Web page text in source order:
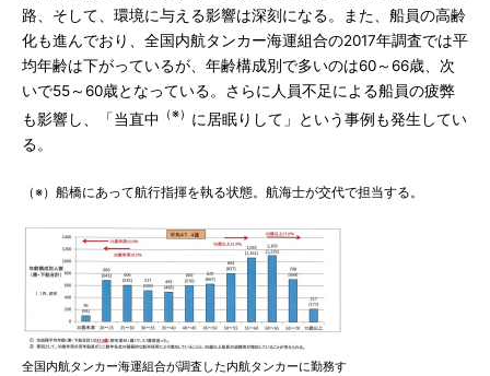
路、そして、環境に与える影響は深刻になる。また、船員の高齢
化も進んでおり、全国内航タンカー海運組合の2017年調査では平
均年齢は下がっているが、年齢構成別で多いのは60～66歳、次
いで55～60歳となっている。さらに人員不足による船員の疲弊
も影響し、「当直中 （※） に居眠りして」という事例も発生してい
る。
（※）船橋にあって航行指揮を執る状態。航海士が交代で担当する。
全国内航タンカー海運組合が調査した内航タンカーに勤務す